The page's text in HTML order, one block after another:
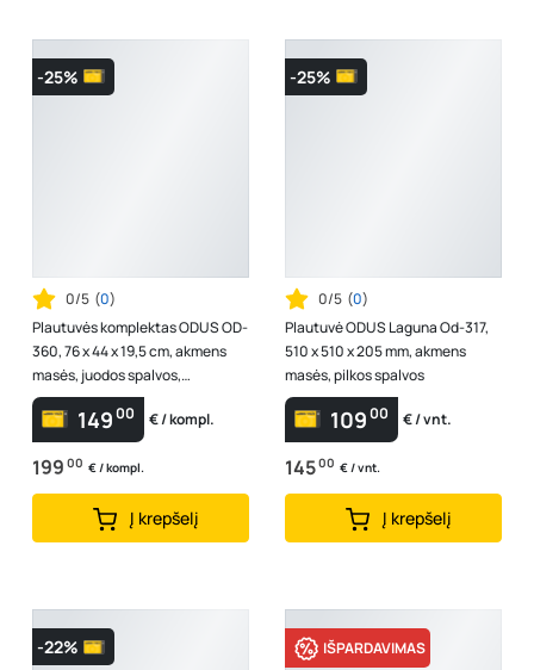
-25%
0/5 (0)
Plautuvės komplektas ODUS OD-
360, 76 x 44 x 19,5 cm, akmens
masės, juodos spalvos,
komplekte maišytuvas, ventilis,
džiov...
14900 € / kompl.
199 00 € / kompl.
Į krepšelį
-25%
0/5 (0)
Plautuvė ODUS Laguna Od-317,
510 x 510 x 205 mm, akmens
masės, pilkos spalvos
10900 € / vnt.
14500 € / vnt.
Į krepšelį
-22% IŠPARDAVIMAS